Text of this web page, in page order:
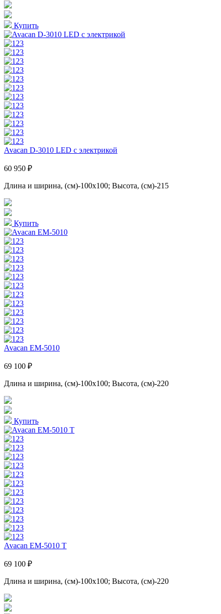
Купить
Avacan D-3010 LED с электрикой
60 950 ₽
Длина и ширина, (см)-100x100; Высота, (см)-215
Купить
Avacan EM-5010
69 100 ₽
Длина и ширина, (см)-100x100; Высота, (см)-220
Купить
Avacan EM-5010 T
69 100 ₽
Длина и ширина, (см)-100x100; Высота, (см)-220